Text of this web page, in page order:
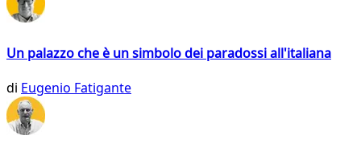
Un palazzo che è un simbolo dei paradossi all'italiana
di Eugenio Fatigante